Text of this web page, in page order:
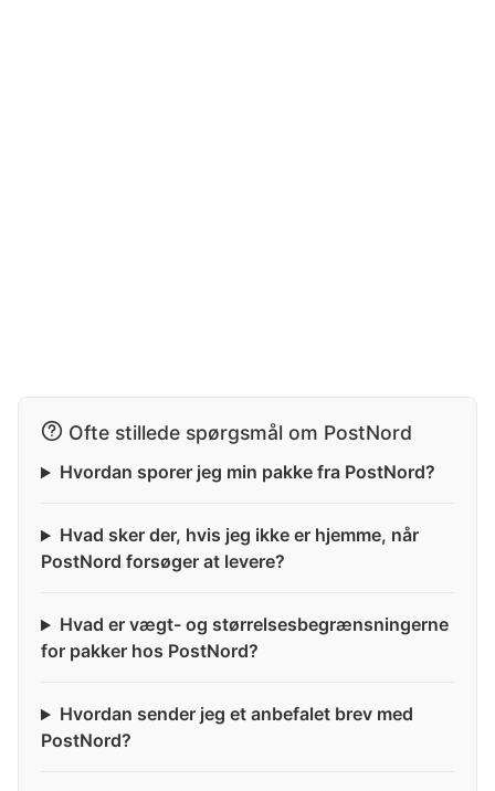
Ofte stillede spørgsmål om PostNord
Hvordan sporer jeg min pakke fra PostNord?
Hvad sker der, hvis jeg ikke er hjemme, når
PostNord forsøger at levere?
Hvad er vægt- og størrelsesbegrænsningerne
for pakker hos PostNord?
Hvordan sender jeg et anbefalet brev med
PostNord?